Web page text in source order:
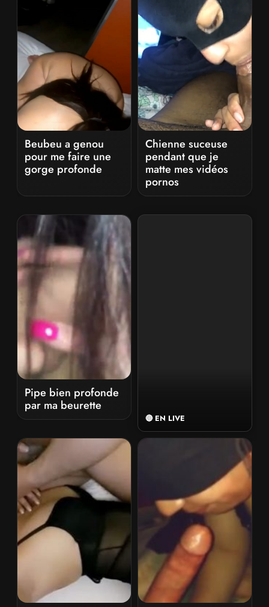
Beubeu a genou
pour me faire une
gorge profonde
Chienne suceuse
pendant que je
matte mes vidéos
pornos
Pipe bien profonde
par ma beurette
🔴 EN LIVE